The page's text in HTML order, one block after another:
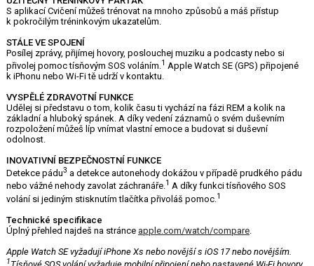
S aplikací Cvičení můžeš trénovat na mnoho způsobů a máš přístup
k pokročilým tréninkovým ukazatelům.
STÁLE VE SPOJENÍ
Posílej zprávy, přijímej hovory, poslouchej muziku a podcasty nebo si
přivolej pomoc tísňovým SOS voláním. 1 Apple Watch SE (GPS) připojené
k iPhonu nebo Wi-Fi tě udrží v kontaktu.
VYSPĚLÉ ZDRAVOTNÍ FUNKCE
Udělej si představu o tom, kolik času ti vychází na fázi REM a kolik na
základní a hluboký spánek. A díky vedení záznamů o svém duševním
rozpoložení můžeš líp vnímat vlastní emoce a budovat si duševní
odolnost.
INOVATIVNÍ BEZPEČNOSTNÍ FUNKCE
Detekce pádu3 a detekce autonehody dokážou v případě prudkého pádu
nebo vážné nehody zavolat záchranáře.1 A díky funkci tísňového SOS
volání si jediným stisknutím tlačítka přivoláš pomoc. 1
Technické specifikace
Úplný přehled najdeš na stránce apple.com/watch/compare
Apple Watch SE vyžadují iPhone Xs nebo novější s iOS 17 nebo novějším.
1